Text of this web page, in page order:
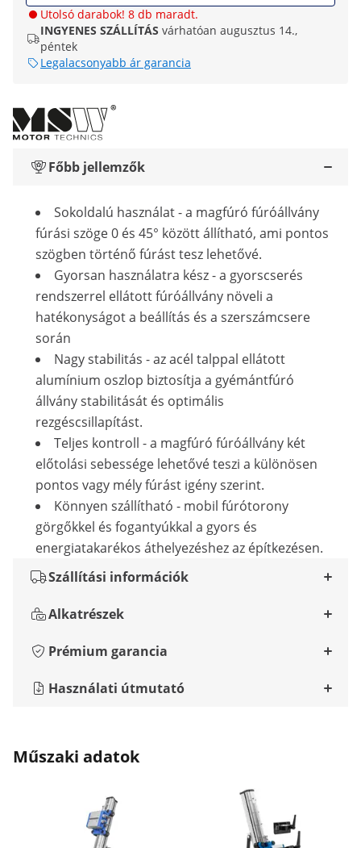
Utolsó darabok! 8 db maradt.
INGYENES SZÁLLÍTÁS várhatóan augusztus 14.,
péntek
Legalacsonyabb ár garancia
Főbb jellemzők
Sokoldalú használat - a magfúró fúróállvány
fúrási szöge 0 és 45° között állítható, ami pontos
szögben történő fúrást tesz lehetővé.
Gyorsan használatra kész - a gyorscserés
rendszerrel ellátott fúróállvány növeli a
hatékonyságot a beállítás és a szerszámcsere
során
Nagy stabilitás - az acél talppal ellátott
alumínium oszlop biztosítja a gyémántfúró
állvány stabilitását és optimális
rezgéscsillapítást.
Teljes kontroll - a magfúró fúróállvány két
előtolási sebessége lehetővé teszi a különösen
pontos vagy mély fúrást igény szerint.
Könnyen szállítható - mobil fúrótorony
görgőkkel és fogantyúkkal a gyors és
energiatakarékos áthelyezéshez az építkezésen.
Szállítási információk
Alkatrészek
Prémium garancia
Használati útmutató
Műszaki adatok